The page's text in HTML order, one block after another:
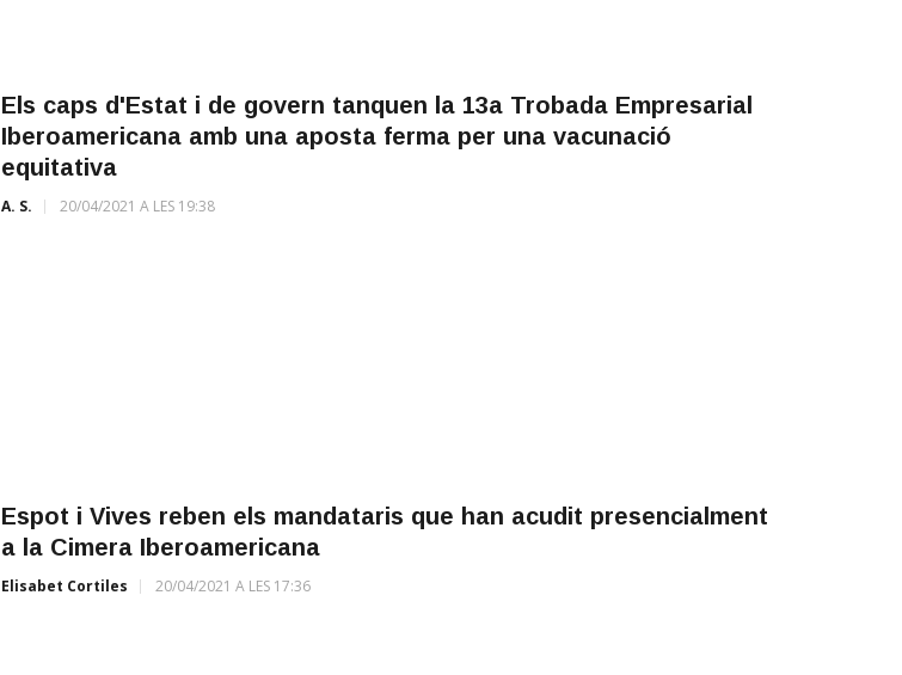
Els caps d'Estat i de govern tanquen la 13a Trobada Empresarial
Iberoamericana amb una aposta ferma per una vacunació
equitativa
A. S. 20/04/2021 A LES 19:38
Espot i Vives reben els mandataris que han acudit presencialment
a la Cimera Iberoamericana
Elisabet Cortiles 20/04/2021 A LES 17:36